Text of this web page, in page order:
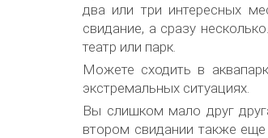
два или три интересных
свидание, а сразу
театр или парк.
Можете сходить в
экстремальных ситуациях.
Вы слишком мало друг
втором свидании также